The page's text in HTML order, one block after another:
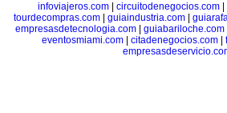
infoviajeros.com| circuitodenegocios.com|
tourdecompras.com| guiaindustria.com|
empresasdetecnologia.com| guiabariloche.com
eventosmiami.com
citadenegocios.com